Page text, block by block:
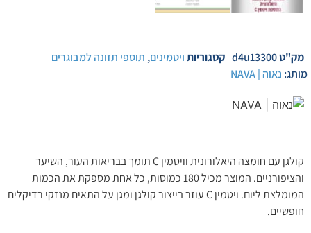
מק"טd4u13300 קטגוריותויטמינים, תוספי תזונה למבוגרים
מותג: נאוה | NAVA
קולגן עם חומצה היאלורונית וויטמין C תומך בבריאות העור, השיער
והציפורניים. המוצר מכיל 180 כמוסות, כל אחת מספקת את הכמות
המומלצת ליום. ויטמין C עוזר בייצור קולגן ומגן על התאים מנזקי רדיקלים
חופשיים.